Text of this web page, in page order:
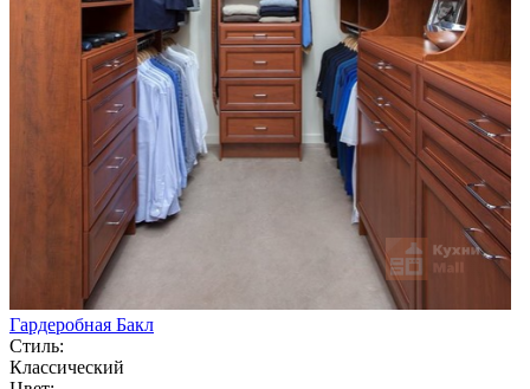
Гардеробная Бакл
Стиль:
Классический